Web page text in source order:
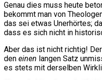
Genau dies muss heute
bekommt man von
das sei etwas Unerhörtes;
dass es sich nicht in
Aber das ist nicht richtig!
den einen langen Satz
es stets mit derselben